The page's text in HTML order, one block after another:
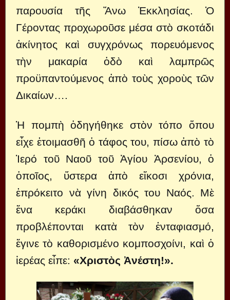
παρουσία τῆς Ἄνω Ἐκκλησίας. Ὁ
Γέροντας προχωροῦσε μέσα στὸ σκοτάδι
ἀκίνητος καὶ συγχρόνως πορευόμενος
τὴν μακαρία ὁδὸ καὶ λαμπρῶς
προϋπαντούμενος ἀπὸ τοὺς χοροὺς τῶν
Δικαίων….
Ἡ πομπὴ ὁδηγήθηκε στὸν τόπο ὅπου
εἶχε ἑτοιμασθῆ ὁ τάφος του, πίσω ἀπὸ τὸ
Ἱερό τοῦ Ναοῦ τοῦ Ἁγίου Ἀρσενίου, ὁ
ὁποῖος, ὕστερα ἀπὸ εἴκοσι χρόνια,
ἐπρόκειτο νὰ γίνη δικός του Ναός. Μὲ
ἕνα κεράκι διαβάσθηκαν ὅσα
προβλέπονται κατὰ τὸν ἐνταφιασμό,
ἔγινε τὸ καθορισμένο κομποσχοίνι, καὶ ὁ
ἱερέας εἶπε: «Χριστὸς Ἀνέστη!».